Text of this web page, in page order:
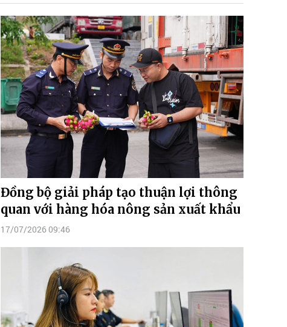
Đồng bộ giải pháp tạo thuận lợi thông
quan với hàng hóa nông sản xuất khẩu
17/07/2026 09:46